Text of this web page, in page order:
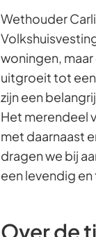
Wethouder
woningen,
uitgroeit tot
zijn een
Het merendeel
met daarnaast
dragen we bij
een levendig
Over de